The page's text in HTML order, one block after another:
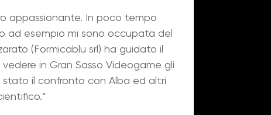
appassionante. In poco tempo
ad esempio mi sono occupata del
(Formicablu srl) ha guidato il
in Gran Sasso Videogame gli
il confronto con Alba ed altri